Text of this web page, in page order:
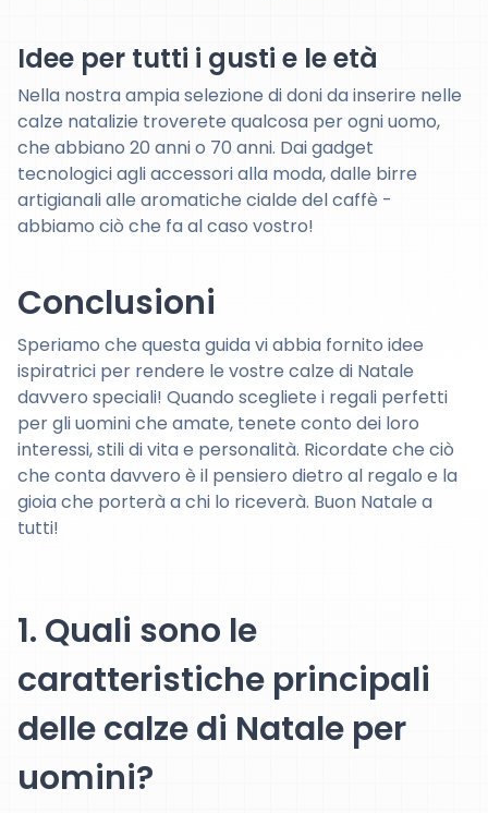
Idee per tutti i gusti e le età
Nella nostra ampia selezione di doni da inserire nelle
calze natalizie troverete qualcosa per ogni uomo,
che abbiano 20 anni o 70 anni. Dai gadget
tecnologici agli accessori alla moda, dalle birre
artigianali alle aromatiche cialde del caffè -
abbiamo ciò che fa al caso vostro!
Conclusioni
Speriamo che questa guida vi abbia fornito idee
ispiratrici per rendere le vostre calze di Natale
davvero speciali! Quando scegliete i regali perfetti
per gli uomini che amate, tenete conto dei loro
interessi, stili di vita e personalità. Ricordate che ciò
che conta davvero è il pensiero dietro al regalo e la
gioia che porterà a chi lo riceverà. Buon Natale a
tutti!
1. Quali sono le
caratteristiche principali
delle calze di Natale per
uomini?